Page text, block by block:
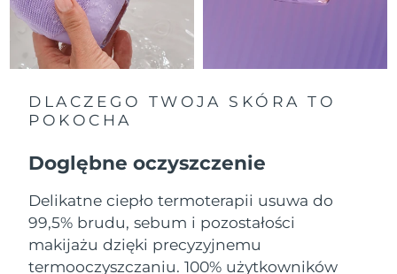
DLACZEGO TWOJA SKÓRA TO
POKOCHA
Doglębne oczyszczenie
Delikatne ciepło termoterapii usuwa do
99,5% brudu, sebum i pozostałości
makijażu dzięki precyzyjnemu
termooczyszczaniu. 100% użytkowników
Japonia
Oczekiwany czas dostawy
Kazachstan
Łotwa
Oczekiwany czas dostawy